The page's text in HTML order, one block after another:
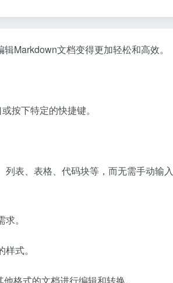
Markdown文档变得更加轻松和高效。
按下特定的快捷键。
表、表格、代码块等，而无需手动输入
。
式。
格式的文档进行编辑和转换。